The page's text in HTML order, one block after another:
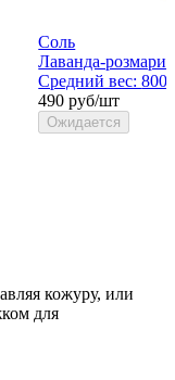
Соль
Лаванда-
Средний вес:800
490 руб/шт
Ожидается
кожуру, или
для